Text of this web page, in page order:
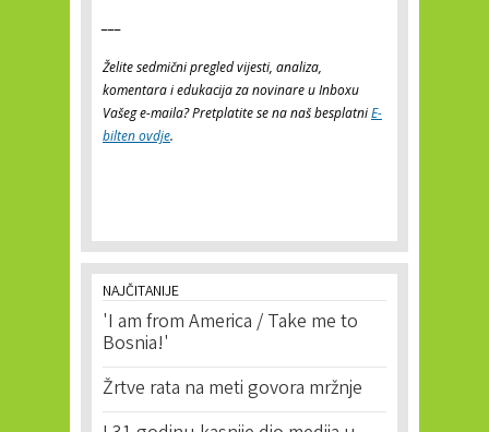
Želite sedmični pregled vijesti, analiza,
komentara i edukacija za novinare u Inboxu
Vašeg e-maila? Pretplatite se na naš besplatniE-
bilten ovdje.
NAJČITANIJE
'I am from America / Take me to
Bosnia!'
Žrtve rata na meti govora mržnje